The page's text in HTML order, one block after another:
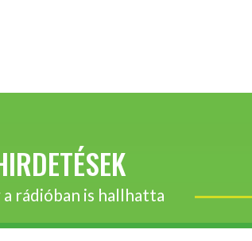
a rádióban is hallhatta